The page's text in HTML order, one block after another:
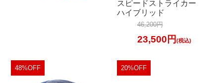
スピードストライカー
ハイブリッド
46,200円
23,500円 (税込)
48%OFF 20%OFF